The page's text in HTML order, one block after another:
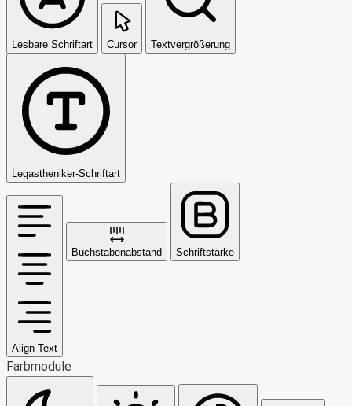
Lesbare Schriftart Cursor Textvergrößerung
Legastheniker-Schriftart
Align Text
Buchstabenabstand Schriftstärke
Farbmodule